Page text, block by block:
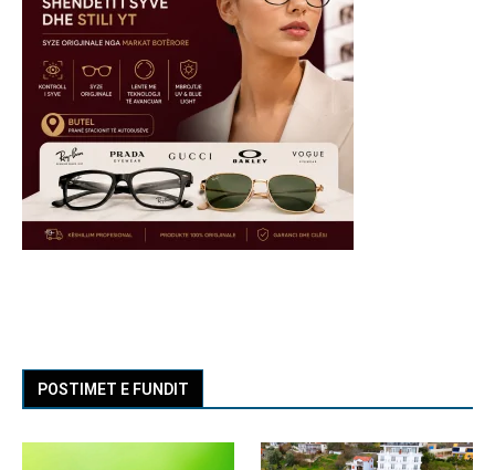
POSTIMET E FUNDIT